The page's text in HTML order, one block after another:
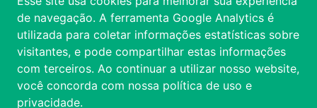
de navegação. A ferramenta Google Analytics é
utilizada para coletar informações estatísticas sobre
visitantes, e pode compartilhar estas informações
com terceiros. Ao continuar a utilizar nosso website,
você concorda com nossa política de uso e
privacidade.
VÍDEO DE APRESENTAÇÃO
ACESSIBILIDADE
FALE CONOSCO